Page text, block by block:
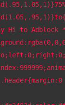
Hi to Adblock